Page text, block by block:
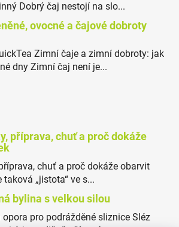
Dobrý čaj nestojí na slo...
ovocné a čajové dobroty
Zimní čaje a zimní dobroty: jak
dny Zimní čaj není je...
příprava, chuť a proč dokáže
chuť a proč dokáže obarvit
„jistota“ ve s...
bylina s velkou silou
pro podrážděné sliznice Sléz